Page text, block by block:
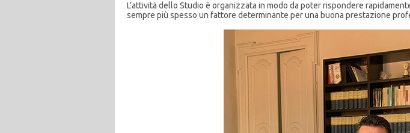
L’attività dello Studio è organizzata in modo da poter rispondere
sempre più spesso un fattore determinante per una buona prestazione